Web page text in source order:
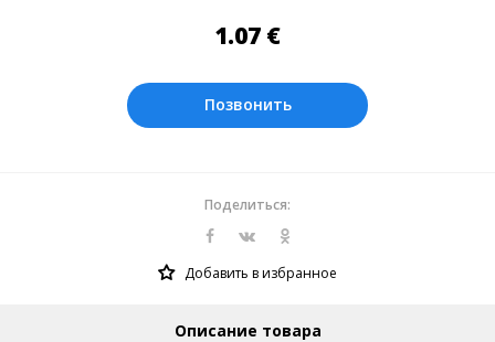
сайте представлены по курсу ЦБ РФ на
0.137508 €
1.07 €
Позвонить
Поделиться:
Добавить в избранное
Описание товара